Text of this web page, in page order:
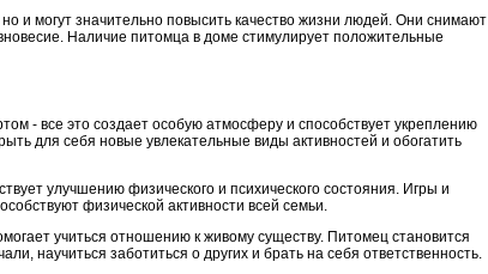
и могут значительно повысить качество жизни людей. Они снимают
Наличие питомца в доме стимулирует положительные
- все это создает особую атмосферу и способствует укреплению
для себя новые увлекательные виды активностей и обогатить
улучшению физического и психического состояния. Игры и
физической активности всей семьи.
учиться отношению к живому существу. Питомец становится
научиться заботиться о других и брать на себя ответственность.